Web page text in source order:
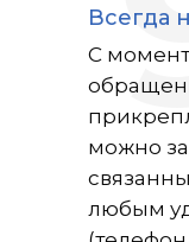
Всегда
С
можно
любым